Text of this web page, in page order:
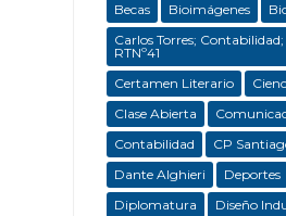
Becas
Bioimágenes
Carlos Torres;
RTNº41
Certamen Literario
Clase Abierta
Contabilidad
CP
Dante Alghieri
Deportes
Diplomatura
Diseño